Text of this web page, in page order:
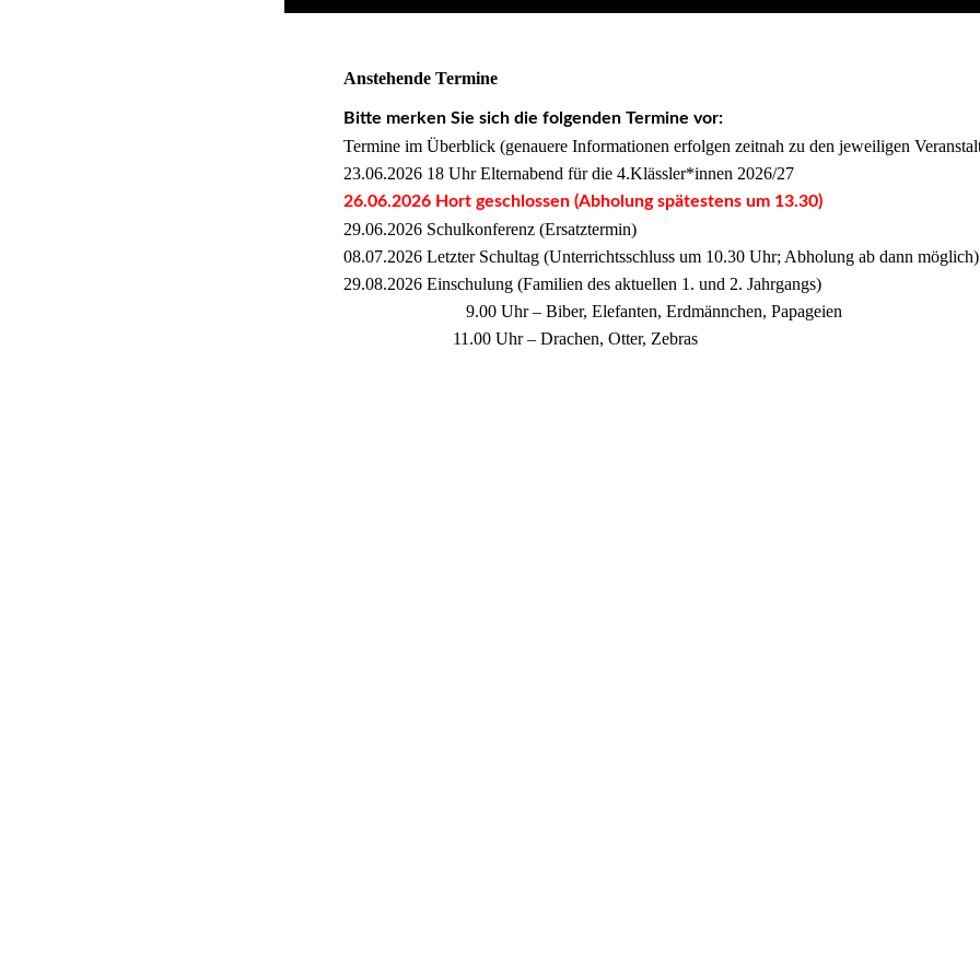
Anstehende Termine
Bitte merken Sie sich die folgenden Termine vor:
Termine im Überblick (genauere Informationen erfolgen zeitnah zu den jeweiligen
23.06.2026 18 Uhr Elternabend für die 4.Klässler*innen 2026/27
26.06.2026 Hort geschlossen (Abholung spätestens um 13.30)
29.06.2026 Schulkonferenz (Ersatztermin)
08.07.2026 Letzter Schultag (Unterrichtsschluss um 10.30 Uhr; Abholung ab dann möglich)
29.08.2026 Einschulung (Familien des aktuellen 1. und 2. Jahrgangs)
9.00 Uhr – Biber, Elefanten, Erdmännchen, Papageien
11.00 Uhr – Drachen, Otter, Zebras